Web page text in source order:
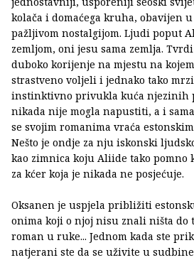
kolača i domaćega kruha, obavijen
pažljivom nostalgijom. Ljudi poput
zemljom, oni jesu sama zemlja.
duboko korijenje na mjestu na
strastveno voljeli i jednako tako
instinktivno privukla kuća njezinih
nikada nije mogla napustiti, a i
se svojim romanima vraća
Nešto je ondje za nju iskonski
kao zimnica koju Aliide tako
za kćer koja je nikada ne posjećuje.
Oksanen je uspjela približiti
onima koji o njoj nisu znali ništa do
roman u ruke... Jednom kada ste
natjerani ste da se uživite u